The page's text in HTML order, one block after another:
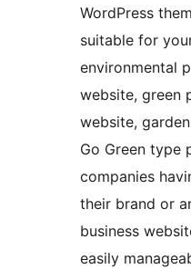
WordPress
suitable for
environmental
website, green
website,
Go Green type
companies
their brand or
business
easily